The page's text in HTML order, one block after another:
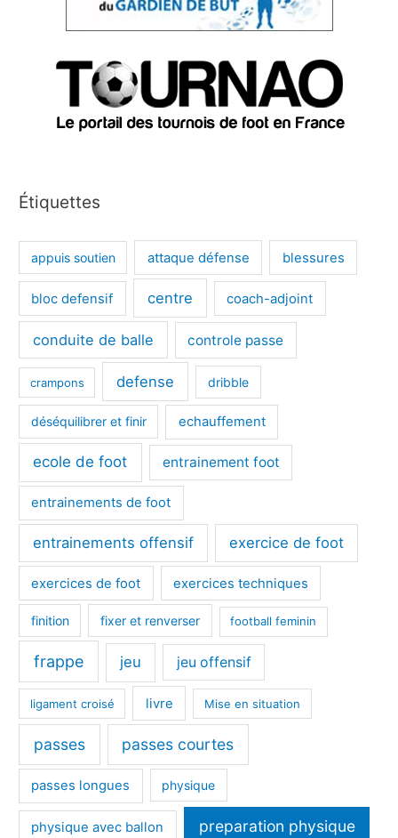
Étiquettes
appuis soutien attaque défense blessures
bloc defensif centre coach-adjoint
conduite de balle controle passe
crampons defense dribble
déséquilibrer et finir echauffement
ecole de foot entrainement foot
entrainements de foot
entrainements offensif exercice de foot
exercices de foot exercices techniques
finition fixer et renverser football feminin
frappe jeu jeu offensif
ligament croisé livre Mise en situation
passes passes courtes
passes longues physique
physique avec ballon preparation physique